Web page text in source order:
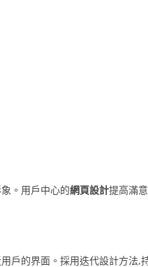
。用戶中心的網頁設計提高滿
戶的界面。採用迭代設計方法,